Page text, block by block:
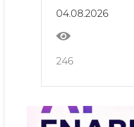
в IT-сфере
04.08.2026
246